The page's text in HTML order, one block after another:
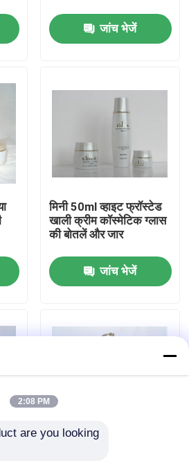
जांच भेजें
मिनी 50ml व्हाइट फ्रॉस्टेड
खाली क्रीम कॉस्मेटिक ग्लास
की बोतलें और जार
जांच भेजें
2:08 PM
are you looking